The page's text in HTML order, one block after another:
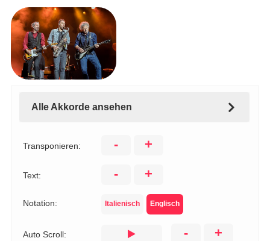
Alle Akkorde ansehen
Transponieren: - +
Text: - +
Notation: Italienisch Englisch
Auto Scroll: - +